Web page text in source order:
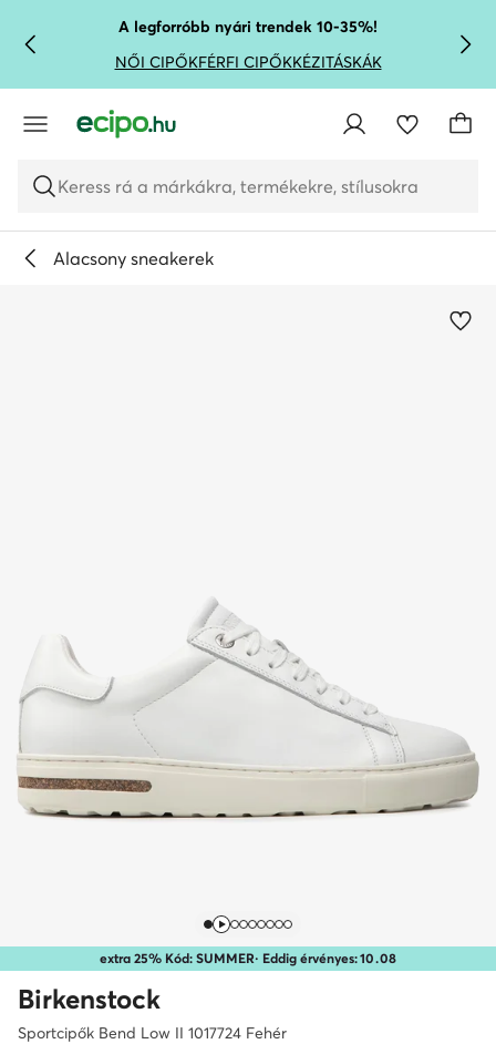
UGRÁS A FŐ TARTALOMRA
UGRÁS A KERESÉSHEZA legforróbb nyári trendek 10-35%!
NŐI CIPŐKFÉRFI CIPŐKKÉZITÁSKÁK
Keress rá a márkákra, termékekre, stílusokra
Alacsony sneakerek
extra 25% Kód: SUMMER· Eddig érvényes:10.08
Birkenstock
Sportcipők Bend Low II 1017724 Fehér